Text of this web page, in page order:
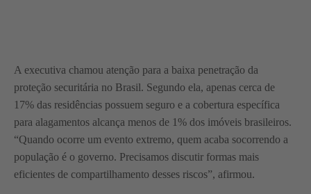
A executiva chamou atenção para a baixa penetração da
proteção securitária no Brasil. Segundo ela, apenas cerca de
17% das residências possuem seguro e a cobertura específica
para alagamentos alcança menos de 1% dos imóveis brasileiros.
“Quando ocorre um evento extremo, quem acaba socorrendo a
população é o governo. Precisamos discutir formas mais
eficientes de compartilhamento desses riscos”, afirmou.